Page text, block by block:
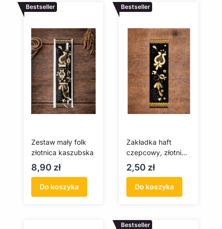
Bestseller
Zestaw mały folk
złotnica kaszubska
Cena
8,90 zł
Do koszyka
Bestseller
Zakładka haft
czepcowy, złotnica
kaszubska
Cena
2,50 zł
Do koszyka
Bestseller